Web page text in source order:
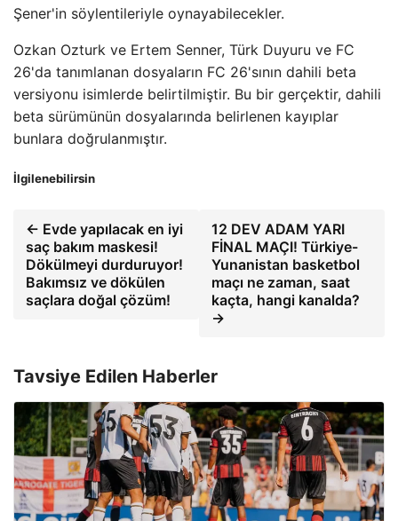
Şener'in söylentileriyle oynayabilecekler.
Ozkan Ozturk ve Ertem Senner, Türk Duyuru ve FC
26'da tanımlanan dosyaların FC 26'sının dahili beta
versiyonu isimlerde belirtilmiştir. Bu bir gerçektir, dahili
beta sürümünün dosyalarında belirlenen kayıplar
bunlara doğrulanmıştır.
İlgilenebilirsin
← Evde yapılacak en iyi
saç bakım maskesi!
Dökülmeyi durduruyor!
Bakımsız ve dökülen
saçlara doğal çözüm!
12 DEV ADAM YARI
FİNAL MAÇI! Türkiye-
Yunanistan basketbol
maçı ne zaman, saat
kaçta, hangi kanalda?
→
Tavsiye Edilen Haberler